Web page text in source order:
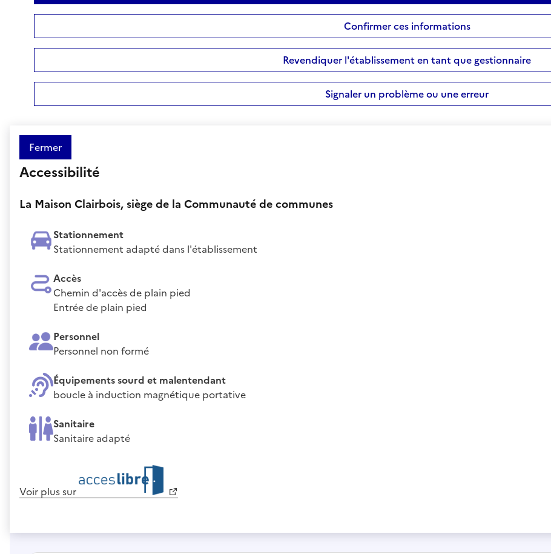
Confirmer ces informations
Revendiquer l'établissement en tant que gestionnaire
Signaler un problème ou une erreur
Fermer
Accessibilité
La Maison Clairbois, siège de la Communauté de communes
Stationnement
Stationnement adapté dans l'établissement
Accès
Chemin d'accès de plain pied
Entrée de plain pied
Personnel
Personnel non formé
Équipements sourd et malentendant
boucle à induction magnétique portative
Sanitaire
Sanitaire adapté
Voir plus sur